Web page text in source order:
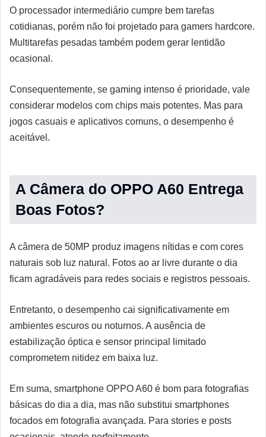
O processador intermediário cumpre bem tarefas
cotidianas, porém não foi projetado para gamers hardcore.
Multitarefas pesadas também podem gerar lentidão
ocasional.
Consequentemente, se gaming intenso é prioridade, vale
considerar modelos com chips mais potentes. Mas para
jogos casuais e aplicativos comuns, o desempenho é
aceitável.
A Câmera do OPPO A60 Entrega
Boas Fotos?
A câmera de 50MP produz imagens nítidas e com cores
naturais sob luz natural. Fotos ao ar livre durante o dia
ficam agradáveis para redes sociais e registros pessoais.
Entretanto, o desempenho cai significativamente em
ambientes escuros ou noturnos. A ausência de
estabilização óptica e sensor principal limitado
comprometem nitidez em baixa luz.
Em suma, smartphone OPPO A60 é bom para fotografias
básicas do dia a dia, mas não substitui smartphones
focados em fotografia avançada. Para stories e posts